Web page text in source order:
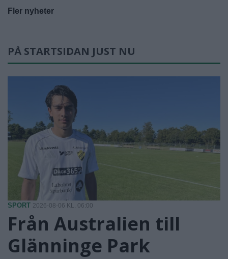
Fler nyheter
PÅ STARTSIDAN JUST NU
SPORT 2026-08-06 KL. 06:00
Från Australien till
Glänninge Park